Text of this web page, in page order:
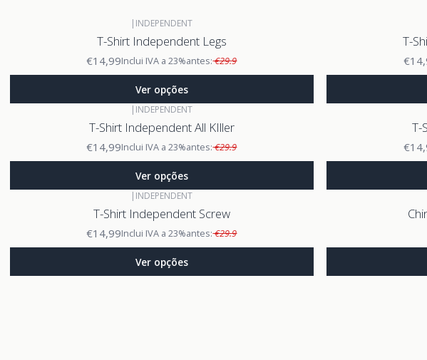
| INDEPENDENT
T-Shirt Independent Legs
€14,99Inclui IVA a 23%antes:€29.9
Ver opções
T-
| INDEPENDENT
T-Shirt Independent All KIller
€14,99Inclui IVA a 23%antes:€29.9
Ver opções
T-
| INDEPENDENT
T-Shirt Independent Screw
€14,99Inclui IVA a 23%antes:€29.9
Ver opções